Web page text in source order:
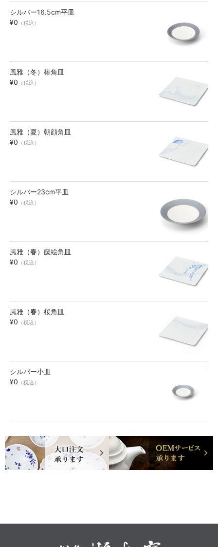
シルバー16.5cm平皿
¥0 （税込）
風雅（冬）椿角皿
¥0 （税込）
風雅（夏）朝顔角皿
¥0 （税込）
シルバー23cm平皿
¥0 （税込）
風雅（春）藤絵角皿
¥0 （税込）
風雅（春）桜角皿
¥0 （税込）
シルバー小皿
¥0 （税込）